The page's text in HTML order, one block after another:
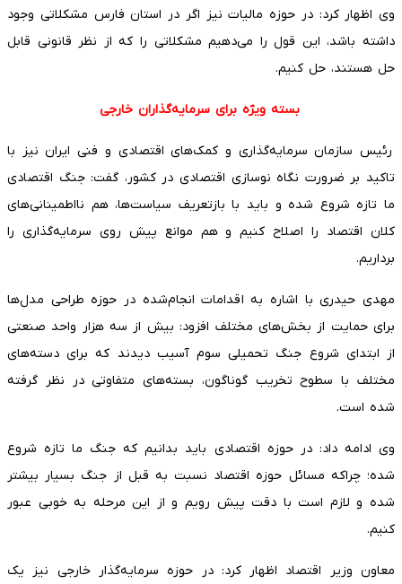
وی اظهار کرد: در حوزه مالیات نیز اگر در استان فارس مشکلاتی وجود
داشته باشد، این قول را می‌دهیم مشکلاتی را که از نظر قانونی قابل
حل هستند، حل کنیم.
بسته ویژه برای سرمایه‌گذاران خارجی
رئیس سازمان سرمایه‌گذاری و کمک‌های اقتصادی و فنی ایران نیز با
تاکید بر ضرورت نگاه نوسازی اقتصادی در کشور، گفت: جنگ اقتصادی
ما تازه شروع شده و باید با بازتعریف سیاست‌ها، هم نااطمینانی‌های
کلان اقتصاد را اصلاح کنیم و هم موانع پیش روی سرمایه‌گذاری را
برداریم.
مهدی حیدری با اشاره به اقدامات انجام‌شده در حوزه طراحی مدل‌ها
برای حمایت از بخش‌های مختلف افزود: بیش از سه هزار واحد صنعتی
از ابتدای شروع جنگ تحمیلی سوم آسیب دیدند که برای دسته‌های
مختلف با سطوح تخریب گوناگون، بسته‌های متفاوتی در نظر گرفته
شده است.
وی ادامه داد: در حوزه اقتصادی باید بدانیم که جنگ ما تازه شروع
شده؛ چراکه مسائل حوزه اقتصاد نسبت به قبل از جنگ بسیار بیشتر
شده و لازم است با دقت پیش رویم و از این مرحله به خوبی عبور
کنیم.
معاون وزیر اقتصاد اظهار کرد: در حوزه سرمایه‌گذار خارجی نیز یک